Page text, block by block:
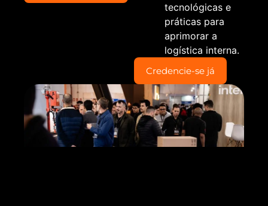
tecnológicas e
práticas para
aprimorar a
logística interna.
Credencie-se já